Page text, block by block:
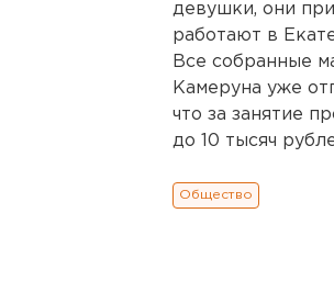
девушки, они
работают в
Все собранные
Камеруна уже
что за занятие
до 10 тысяч
Общество